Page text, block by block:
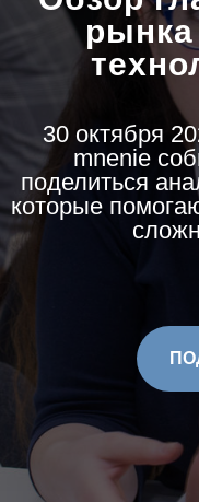
рынка
30 октября
mnenie
поделиться
которые